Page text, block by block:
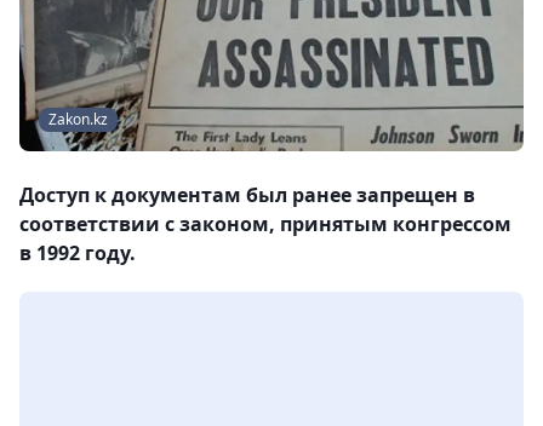
Zakon.kz
Доступ к документам был ранее запрещен в
соответствии с законом, принятым конгрессом
в 1992 году.